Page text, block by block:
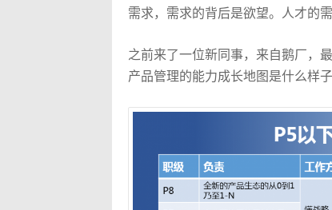
需求，需求的背后是欲望。人才的需
之前来了一位新同事，来自鹅厂，
产品管理的能力成长地图是什么样